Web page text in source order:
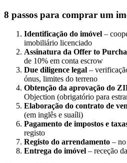
8 passos para comprar um
Identificação do imóvel –
imobiliário licenciado
Assinatura da Offer to
de 10% em conta escrow
Due diligence legal –
ónus, limites do terreno
Obtenção da aprovação do
Objection (obrigatório para
Elaboração do contrato de
(em inglês e suaíli)
Pagamento de impostos e
registo
Registo do arrendamento –
Entrega do imóvel – receção